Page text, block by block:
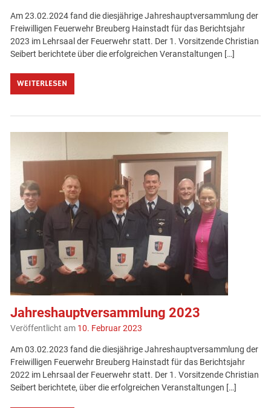
Am 23.02.2024 fand die diesjährige Jahreshauptversammlung der
Freiwilligen Feuerwehr Breuberg Hainstadt für das Berichtsjahr
2023 im Lehrsaal der Feuerwehr statt. Der 1. Vorsitzende Christian
Seibert berichtete über die erfolgreichen Veranstaltungen […]
WEITERLESEN
Jahreshauptversammlung 2023
Veröffentlicht am 10. Februar 2023
Am 03.02.2023 fand die diesjährige Jahreshauptversammlung der
Freiwilligen Feuerwehr Breuberg Hainstadt für das Berichtsjahr
2022 im Lehrsaal der Feuerwehr statt. Der 1. Vorsitzende Christian
Seibert berichtete, über die erfolgreichen Veranstaltungen […]